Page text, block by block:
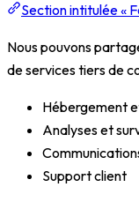
Section intitulée «
Nous pouvons
de services tiers de
Hébergement
Analyses et
Support client